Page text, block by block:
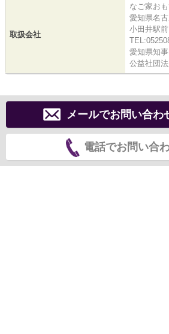
取扱会社
なご家お
愛知県名
小田井駅
愛知県知
公益社団
メールでお問い合わ
電話でお問い合